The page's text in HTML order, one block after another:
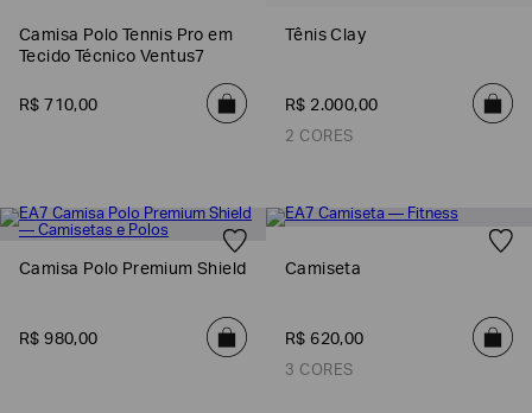
Camisa Polo Tennis Pro em
Tecido Técnico Ventus7
R$ 710,00
Tênis Clay
R$ 2.000,00
2 CORES
Camisa Polo Premium Shield
R$ 980,00
Camiseta
R$ 620,00
3 CORES